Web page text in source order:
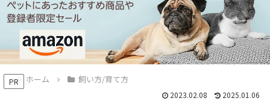
PR ホーム 飼い方/育て方
2023.02.08 2025.01.06